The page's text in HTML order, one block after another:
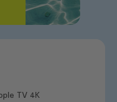
TV 4K